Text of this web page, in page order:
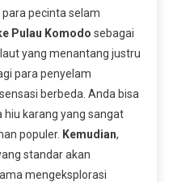
para pecinta selam
Pulau Komodo sebagai
yang menantang justru
para penyelam
berbeda. Anda bisa
karang yang sangat
populer. Kemudian,
standar akan
mengeksplorasi